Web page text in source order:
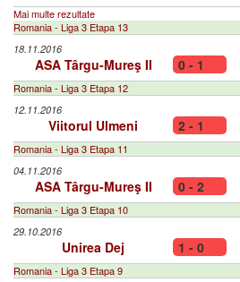
Mai multe rezultate
Romania - Liga 3 Etapa 13
18.11.2016
ASA Târgu-Mureş II 0 - 1
Romania - Liga 3 Etapa 12
12.11.2016
Viitorul Ulmeni 2 - 1
Romania - Liga 3 Etapa 11
04.11.2016
ASA Târgu-Mureş II 0 - 2
Romania - Liga 3 Etapa 10
29.10.2016
Unirea Dej 1 - 0
Romania - Liga 3 Etapa 9